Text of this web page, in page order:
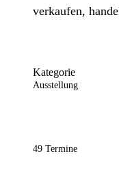
verkaufen,
Kategorie
Ausstellung
49 Termine